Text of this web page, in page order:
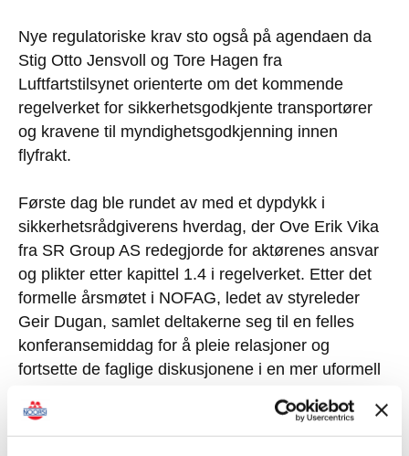
Nye regulatoriske krav sto også på agendaen da
Stig Otto Jensvoll og Tore Hagen fra
Luftfartstilsynet orienterte om det kommende
regelverket for sikkerhetsgodkjente transportører
og kravene til myndighetsgodkjenning innen
flyfrakt.
Første dag ble rundet av med et dypdykk i
sikkerhetsrådgiverens hverdag, der Ove Erik Vika
fra SR Group AS redegjorde for aktørenes ansvar
og plikter etter kapittel 1.4 i regelverket. Etter det
formelle årsmøtet i NOFAG, ledet av styreleder
Geir Dugan, samlet deltakerne seg til en felles
konferansemiddag for å pleie relasjoner og
fortsette de faglige diskusjonene i en mer uformell
Beredskap, praktisk samhandling og interaktivt